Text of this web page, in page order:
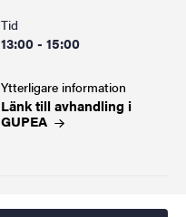
Tid
13:00 - 15:00
Ytterligare information
Länk till avhandling i
GUPEA